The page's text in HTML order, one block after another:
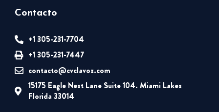
Contacto
+1 305-231-7704
+1 305-231-7447
contacto@cvclavoz.com
15175 Eagle Nest Lane Suite 104. Miami Lakes
Florida 33014